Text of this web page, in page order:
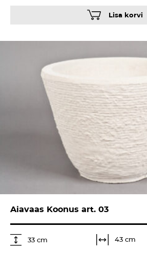
Lisa korvi
Aiavaas Koonus art. 03
33 cm 43 cm